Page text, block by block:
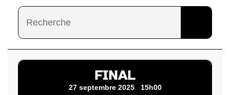
FINAL
27 septembre 2025 15h00